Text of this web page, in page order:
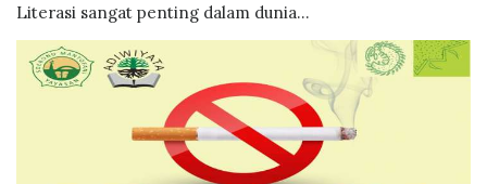
Literasi sangat penting dalam dunia...